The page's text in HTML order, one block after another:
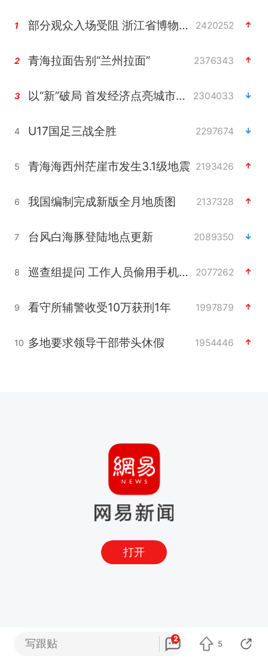
1 部分观众入场受阻 浙江省博物馆致歉 2420252
2 青海拉面告别“兰州拉面” 2376343
3 以“新”破局 首发经济点亮城市消费活力 2304033
4 U17国足三战全胜 2297674
5 青海海西州茫崖市发生3.1级地震 2193426
6 我国编制完成新版全月地质图 2137328
7 台风白海豚登陆地点更新 2089350
8 巡查组提问 工作人员偷用手机查答案 2077262
9 看守所辅警收受10万获刑1年 1997879
10 多地要求领导干部带头休假 1954446
打开
写跟贴 2
5